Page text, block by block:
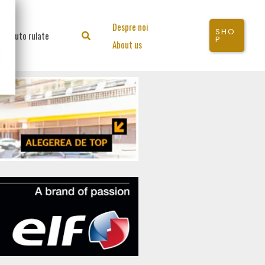
Auto rulate Search
Despre noi
About us
SHO
P